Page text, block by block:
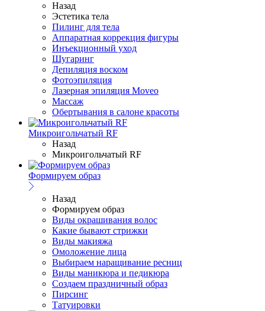
Назад
Эстетика тела
Пилинг для тела
Аппаратная коррекция фигуры
Инъекционный уход
Шугаринг
Депиляция воском
Фотоэпиляция
Лазерная эпиляция Moveo
Массаж
Обертывания в салоне красоты
Микроигольчатый RF
Назад
Микроигольчатый RF
Формируем образ
Назад
Формируем образ
Виды окрашивания волос
Какие бывают стрижки
Виды макияжа
Омоложение лица
Выбираем наращивание ресниц
Виды маникюра и педикюра
Создаем праздничный образ
Пирсинг
Татуировки